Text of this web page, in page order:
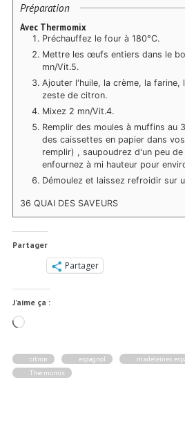
Préparation
Avec Thermomix
Préchauffez le four à 180°C.
Mettre les œufs entiers dans le
mn/Vit.5.
Ajouter l'huile, la crème, la farine,
zeste de citron.
Mixez 2 mn/Vit.4.
Remplir des moules à muffins au
des caissettes en papier dans
remplir) , saupoudrez d'un peu
enfournez à mi hauteur pour
Démoulez et laissez refroidir sur
36 QUAI DES SAVEURS
Partager
Partager
J’aime ça :
Chargement…
citron espagnol madeleines
Thermomix